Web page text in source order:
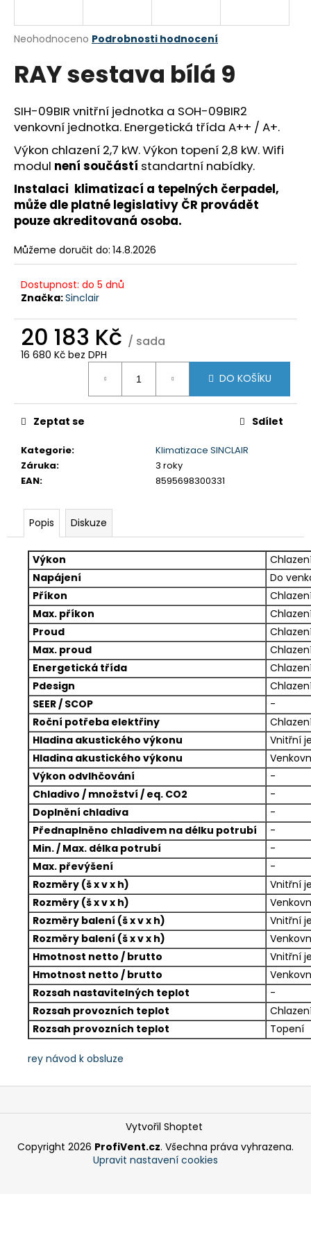
Průměrné
produktu
je
z
5
hvězdiček.
Neohodnoceno Podrobnosti hodnocení
RAY sestava bílá 9
SIH-09BIR vnitřní jednotka a SOH-09BIR2
venkovní jednotka. Energetická třída A++ / A+.
Výkon chlazení 2,7 kW. Výkon topení 2,8 kW. Wifi
modul není součástí standartní nabídky.
Instalaci klimatizací a tepelných čerpadel,
může dle platné legislativy ČR provádět
pouze akreditovaná osoba.
Můžeme doručit do: 14.8.2026
Dostupnost: do 5 dnů
Značka:Sinclair
20 183 Kč / sada
16 680 Kč bez DPH
DO KOŠÍKU
Kategorie:
Klimatizace SINCLAIR
Záruka:
3 roky
EAN: 8595698300331
Zeptat se Sdílet
Popis Diskuze
Výkon
Napájení
Do
Příkon
Max. příkon
Proud
Max. proud
Energetická třída
Pdesign
SEER / SCOP
-
Roční potřeba elektřiny
Hladina akustického výkonu
Vnitřní
Hladina akustického výkonu
Výkon odvlhčování
-
Chladivo / množství / eq. CO2
-
Doplnění chladiva
-
Přednaplněno chladivem na délku potrubí
-
Min. / Max. délka potrubí
-
Max. převýšení
-
Rozměry (š x v x h)
Vnitřní
Rozměry (š x v x h)
Rozměry balení (š x v x h)
Vnitřní
Rozměry balení (š x v x h)
Hmotnost netto / brutto
Vnitřní
Hmotnost netto / brutto
Rozsah nastavitelných teplot
-
Rozsah provozních teplot
Rozsah provozních teplot
Topení
rey návod k obsluze
j
t
?
HLEDAT
D
p
o
u
u
e
MARVIN
BÍLÁ
27
Kč
Z
á
Vytvořil Shoptet
Copyright 2026 ProfiVent.cz. Všechna práva vyhrazena.
Upravit nastavení cookies